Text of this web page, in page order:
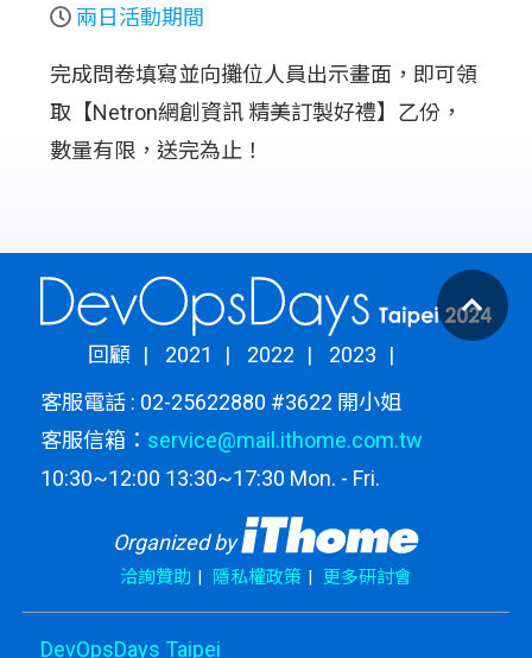
兩日活動期間
完成問卷填寫並向攤位人員出示畫面，即可領
取【Netron網創資訊 精美訂製好禮】乙份，
數量有限，送完為止！
回顧 2021 2022
2023
客服電話 : 02-25622880 #3622 開小姐
客服信箱： service@mail.ithome.com.tw
10:30~12:00 13:30~17:30 Mon. - Fri.
Organized by
洽詢贊助 隱私權政策 更多研討會
DevOpsDays Taipei